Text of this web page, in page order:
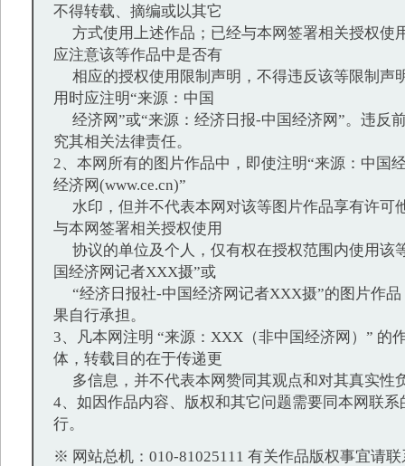
不得转载、摘编或以其它
方式使用上述作品；已经与本网签署相关授权使
应注意该等作品中是否有
相应的授权使用限制声明，不得违反该等限制声
用时应注明“来源：中国
经济网”或“来源：经济日报-中国经济网”。违反
究其相关法律责任。
2、本网所有的图片作品中，即使注明“来源：中国
经济网(www.ce.cn)”
水印，但并不代表本网对该等图片作品享有许可
与本网签署相关授权使用
协议的单位及个人，仅有权在授权范围内使用该
国经济网记者XXX摄”或
“经济日报社-中国经济网记者XXX摄”的图片作品
果自行承担。
3、凡本网注明 “来源：XXX（非中国经济网）” 的
体，转载目的在于传递更
多信息，并不代表本网赞同其观点和对其真实性
4、如因作品内容、版权和其它问题需要同本网联系
行。
※ 网站总机：010-81025111 有关作品版权事宜请联